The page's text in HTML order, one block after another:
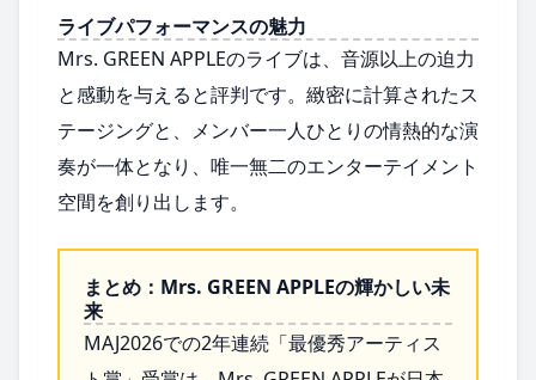
ライブパフォーマンスの魅力
Mrs. GREEN APPLEのライブは、音源以上の迫力
と感動を与えると評判です。緻密に計算されたス
テージングと、メンバー一人ひとりの情熱的な演
奏が一体となり、唯一無二のエンターテイメント
空間を創り出します。
まとめ：Mrs. GREEN APPLEの輝かしい未
来
MAJ2026での2年連続「最優秀アーティス